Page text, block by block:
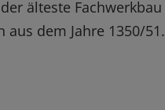
älteste Fachwerkbau
dem Jahre 1350/51.